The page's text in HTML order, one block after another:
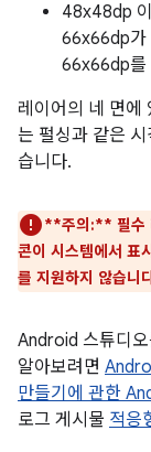
48x48dp
66x66dp가
66x66dp를
레이어의 네 면에
는 펄싱과 같은
습니다.
**주의:** 필수
콘이 시스템에서 표
를 지원하지 않습니
Android 스튜디
알아보려면
만들기에 관한
로그 게시물 적응